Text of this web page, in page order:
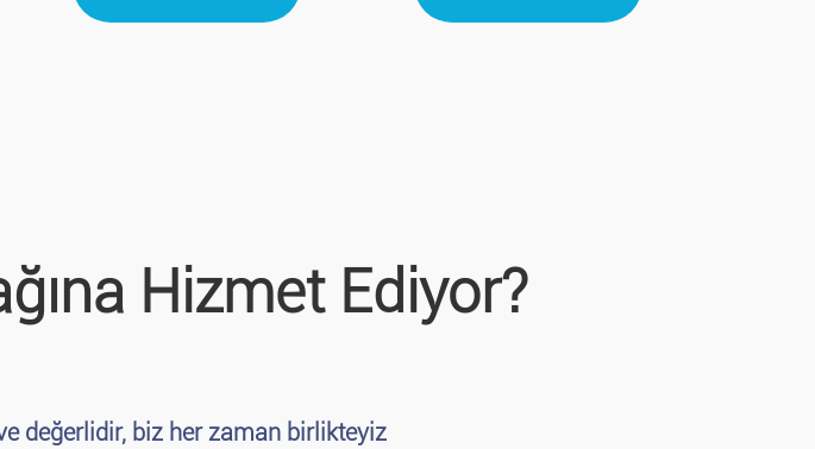
Hizmet Ediyor?
değerlidir, biz her zaman birlikteyiz